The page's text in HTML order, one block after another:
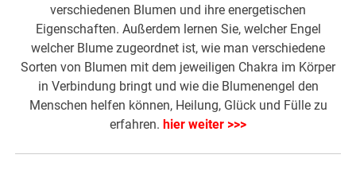
verschiedenen Blumen und ihre energetischen
Eigenschaften. Außerdem lernen Sie, welcher Engel
welcher Blume zugeordnet ist, wie man verschiedene
Sorten von Blumen mit dem jeweiligen Chakra im Körper
in Verbindung bringt und wie die Blumenengel den
Menschen helfen können, Heilung, Glück und Fülle zu
erfahren. hier weiter >>>